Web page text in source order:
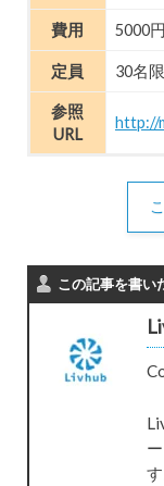
費用 5000円
定員 30名
参照
URL
http://
この記事を書い